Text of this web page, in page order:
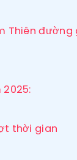
Thiên đường
thời gian